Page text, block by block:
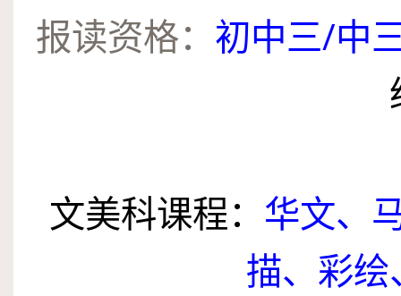
报读资格： 初中三/​中
文美科课程： 华文、
描、彩